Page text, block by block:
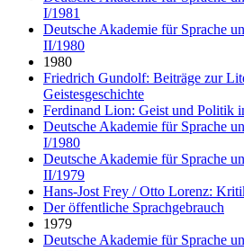
I/1981
Deutsche Akademie für Sprache
II/1980
1980
Friedrich Gundolf: Beiträge zur
Geistesgeschichte
Ferdinand Lion: Geist und Politik
Deutsche Akademie für Sprache
I/1980
Deutsche Akademie für Sprache
II/1979
Hans-Jost Frey / Otto Lorenz:
Der öffentliche Sprachgebrauch
1979
Deutsche Akademie für Sprache